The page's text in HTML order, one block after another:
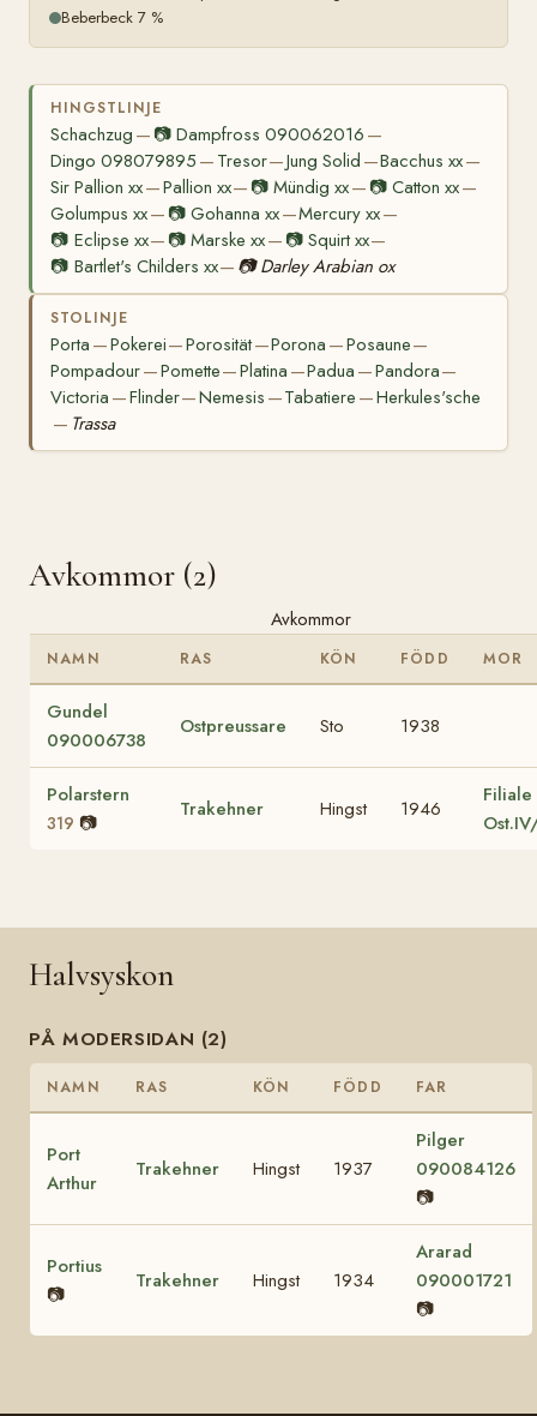
Beberbeck 7 %
HINGSTLINJE
Schachzug — 📷Dampfross 090062016 —
Dingo 098079895 — Tresor—Jung Solid —Bacchus xx—
Sir Pallion xx—Pallion xx— 📷Mündig xx— 📷Catton xx—
Golumpus xx— 📷Gohanna xx—Mercury xx—
📷 Eclipse xx— 📷Marske xx— 📷 Squirt xx—
📷 Bartlet's Childers xx— 📷 Darley Arabian ox
STOLINJE
Porta —Pokerei—Porosität—Porona —Posaune—
Pompadour—Pomette—Platina —Padua —Pandora—
Victoria —Flinder—Nemesis —Tabatiere —Herkules'sche
— Trassa
Avkommor (2)
Avkommor
NAMN RAS KÖN FÖDD MOR
Gundel
090006738
Ostpreussare Sto 1938
Polarstern
319 📷
Trakehner Hingst 1946
Filiale
Halvsyskon
PÅ MODERSIDAN (2)
NAMN RAS KÖN FÖDD FAR
Port
Arthur
Trakehner Hingst 1937
Pilger
090084126
📷
Portius
📷
Trakehner Hingst 1934
Ararad
090001721
📷